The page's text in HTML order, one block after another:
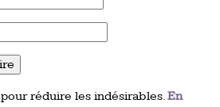
réduire les indésirables.En